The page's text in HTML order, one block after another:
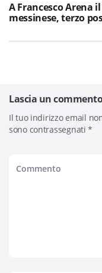
A Francesco Arena
messinese, terzo
Lascia un
Il tuo indirizzo email
sono contrassegnati*